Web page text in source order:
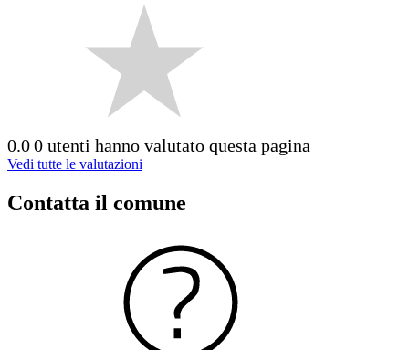
0.00 utenti hanno valutato questa pagina
Vedi tutte le valutazioni
Contatta il comune